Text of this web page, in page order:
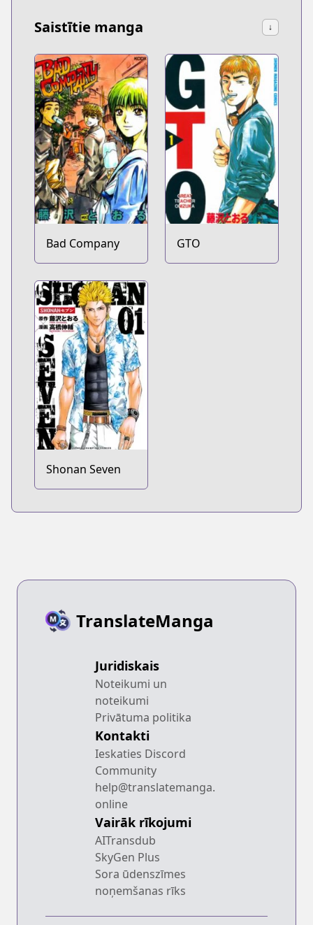
Saistītie manga ↓
Bad Company GTO
Shonan Seven
TranslateManga
Juridiskais
Noteikumi un
noteikumi
Privātuma politika
Kontakti
Ieskaties Discord
Community
help@translatemanga.
online
Vairāk rīkojumi
AITransdub
SkyGen Plus
Sora ūdenszīmes
noņemšanas rīks